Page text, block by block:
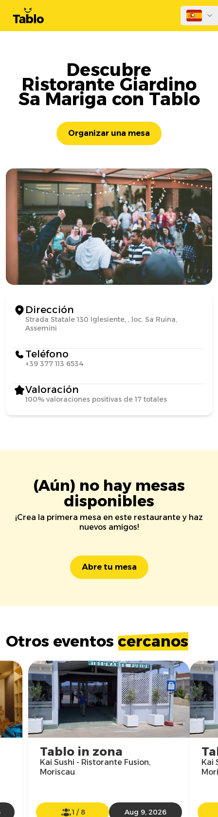
Descubre
Ristorante Giardino
Sa Mariga con Tablo
Organizar una mesa
Dirección
Strada Statale 130 Iglesiente, , loc. Sa Ruina,
Assemini
Teléfono
+39 377 113 6534
Valoración
100% valoraciones positivas de 17 totales
(Aún) no hay mesas
disponibles
¡Crea la primera mesa en este restaurante y haz
nuevos amigos!
Abre tu mesa
Otros eventos cercanos
Tablo in zona
Kai Sushi - Ristorante Fusion,
Moriscau
1 / 8 Aug 9, 2026
Kai